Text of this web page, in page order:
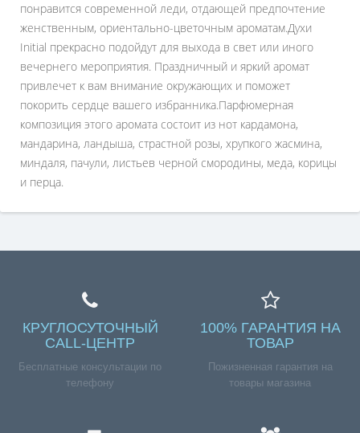
понравится современной леди, отдающей предпочтение
женственным, ориентально-цветочным ароматам.Духи
Initial прекрасно подойдут для выхода в свет или иного
вечернего мероприятия. Праздничный и яркий аромат
привлечет к вам внимание окружающих и поможет
покорить сердце вашего избранника.Парфюмерная
композиция этого аромата состоит из нот кардамона,
мандарина, ландыша, страстной розы, хрупкого жасмина,
миндаля, пачули, листьев черной смородины, меда, корицы
и перца.
КРУГЛОСУТОЧНЫЙ
CALL-ЦЕНТР
Бесплатные консультации по
телефону
100% ГАРАНТИЯ НА
ТОВАР
Пожизненная гарантия на
товары магазина